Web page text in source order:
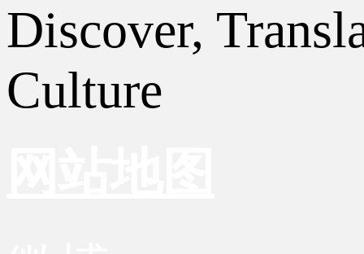
Discover,
Culture